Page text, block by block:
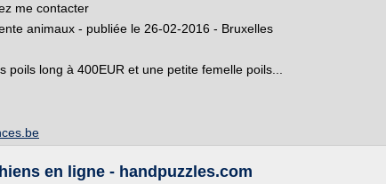
me contacter
animaux - publiée le 26-02-2016 - Bruxelles
poils long à 400EUR et une petite femelle poils...
en ligne - handpuzzles.com